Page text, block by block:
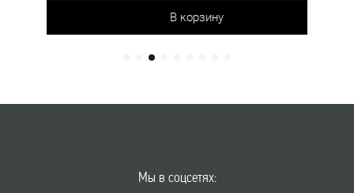
В корзину
Мы в соцсетях: